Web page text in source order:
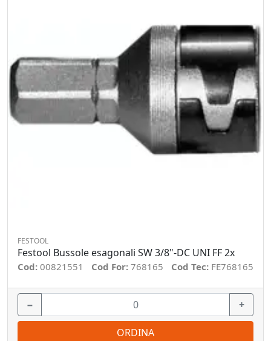
FESTOOL
Festool Bussole esagonali SW 3/8"-DC UNI FF 2x
Cod: 00821551 Cod For: 768165 Cod Tec: FE768165
− +
ORDINA